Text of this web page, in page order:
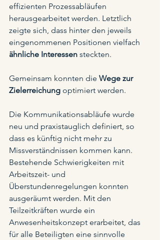
effizienten Prozessabläufen
herausgearbeitet werden. Letztlich
zeigte sich, dass hinter den jeweils
eingenommenen Positionen vielfach
ähnliche Interessen steckten.
Gemeinsam konnten die Wege zur
Zielerreichung optimiert werden.
Die Kommunikationsabläufe wurde
neu und praxistauglich definiert, so
dass es künftig nicht mehr zu
Missverständnissen kommen kann.
Bestehende Schwierigkeiten mit
Arbeitszeit- und
Überstundenregelungen konnten
ausgeräumt werden. Mit den
Teilzeitkräften wurde ein
Anwesenheitskonzept erarbeitet, das
für alle Beteiligten eine sinnvolle